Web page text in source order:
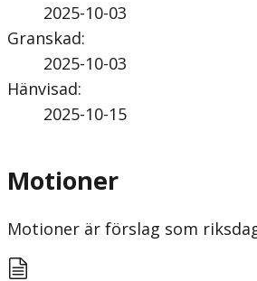
2025-10-03
Granskad:
2025-10-03
Hänvisad:
2025-10-15
Motioner
Motioner är förslag som